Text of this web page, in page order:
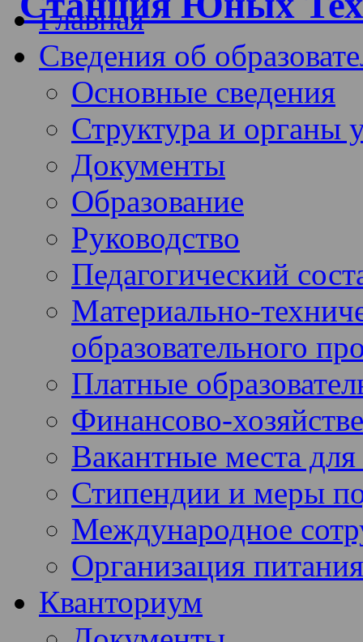
Главная
Сведения об
Основные сведения
Структура и органы
Документы
Образование
Руководство
Педагогический
Материально-
образовательного
Платные
Финансово-
Вакантные места
Стипендии и меры
Международное
Организация
Кванториум